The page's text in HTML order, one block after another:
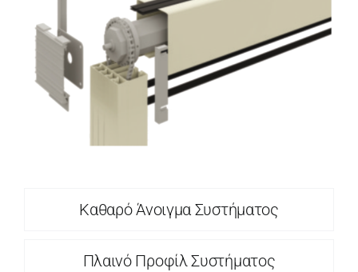
Καθαρό Άνοιγμα Συστήματος
Πλαινό Προφίλ Συστήματος